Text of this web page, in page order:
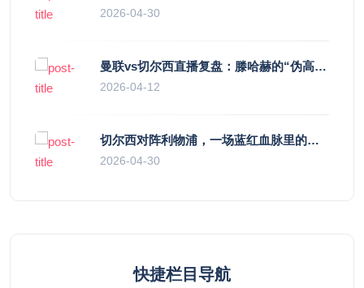
2026-04-30
曼联vs切尔西直播复盘：滕哈赫的“伪高位”与波切蒂诺的“无锋阵”，谁更拧巴？
2026-04-12
切尔西对阵利物浦，一场蓝红血脉里的恩怨与忠诚
2026-04-30
快捷栏目导航